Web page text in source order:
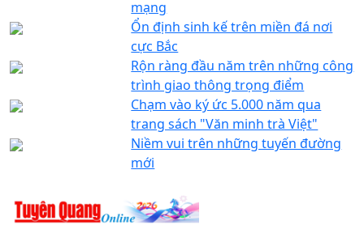
mạng
Ổn định sinh kế trên miền đá nơi
cực Bắc
Rộn ràng đầu năm trên những công
trình giao thông trọng điểm
Chạm vào ký ức 5.000 năm qua
trang sách "Văn minh trà Việt"
Niềm vui trên những tuyến đường
mới